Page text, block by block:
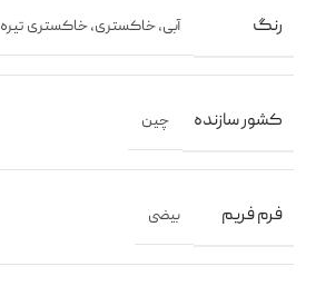
رنگ آبی,خاکستری,خاکستری تیره
کشور سازنده چین
فرم فریم بیضی